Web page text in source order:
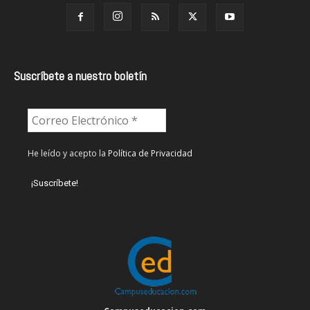
Suscríbete a nuestro boletín
He leído y acepto la Política de Privacidad